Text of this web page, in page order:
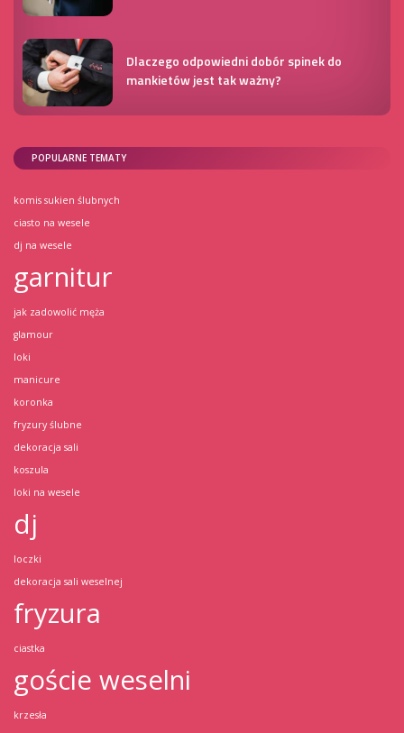
Dlaczego odpowiedni dobór spinek do
mankietów jest tak ważny?
POPULARNE TEMATY
komis sukien ślubnych
ciasto na wesele
dj na wesele
garnitur
jak zadowolić męża
glamour
loki
manicure
koronka
fryzury ślubne
dekoracja sali
koszula
loki na wesele
dj
loczki
dekoracja sali weselnej
fryzura
ciastka
goście weselni
krzesła